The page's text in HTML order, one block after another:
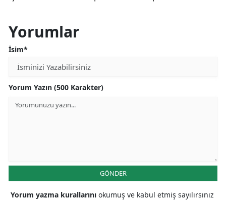
Yorumlar
İsim*
Yorum Yazın (500 Karakter)
GÖNDER
Yorum yazma kurallarını okumuş ve kabul etmiş sayılırsınız